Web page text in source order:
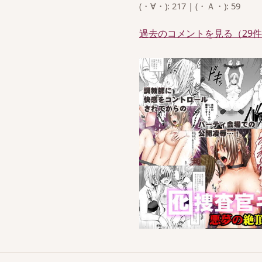
(・∀・): 217 | (・Ａ・): 59
過去のコメントを見る（29